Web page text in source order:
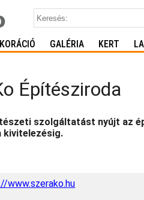
GALÉRIA KERT
Építésziroda
szolgáltatást nyújt az
kivitelezésig.
www.szerako.hu